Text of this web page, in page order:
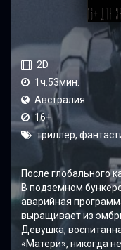
2D
1ч.53мин.
Австралия
16+
триллер,
После глобального
В подземном
аварийная
выращивает из
Девушка,
«Матери», никогда